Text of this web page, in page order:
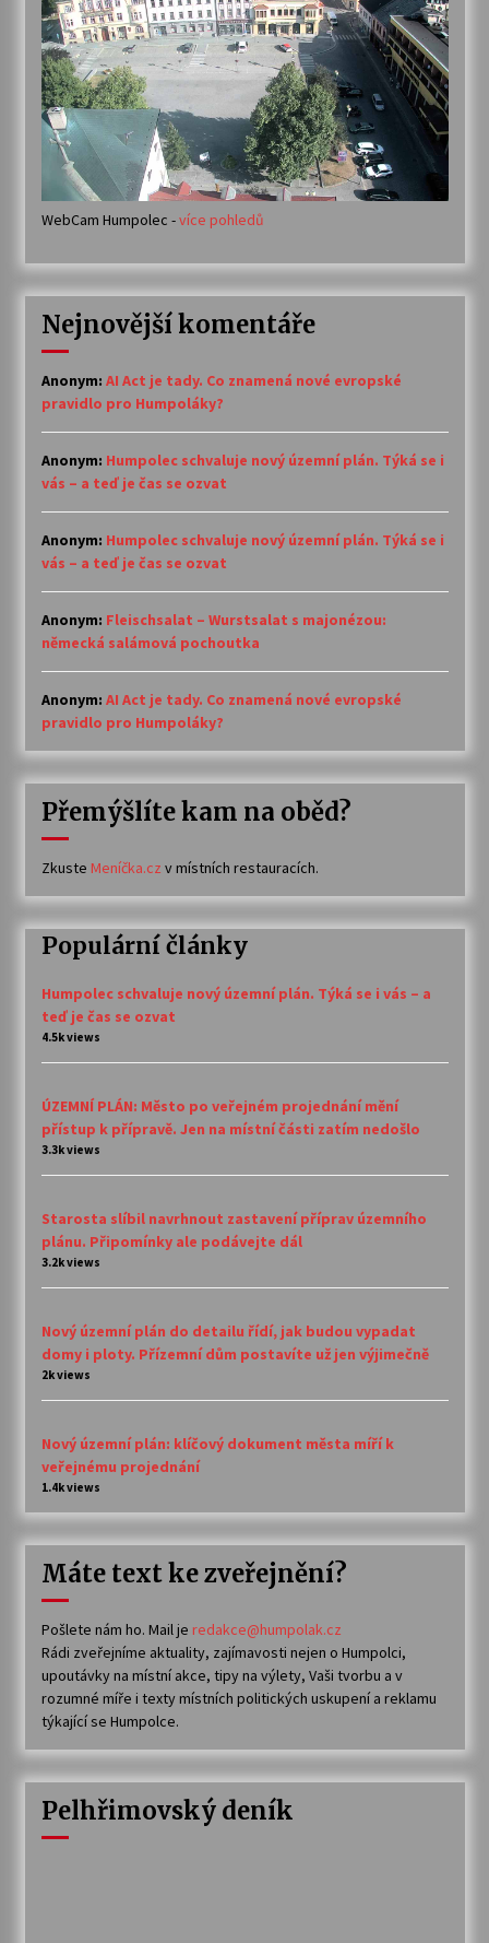
WebCam Humpolec -více pohledů
Nejnovější komentáře
Anonym: AI Act je tady. Co znamená nové evropské
pravidlo pro Humpoláky?
Anonym: Humpolec schvaluje nový územní plán. Týká se i
vás – a teď je čas se ozvat
Anonym: Humpolec schvaluje nový územní plán. Týká se i
vás – a teď je čas se ozvat
Anonym: Fleischsalat – Wurstsalat s majonézou:
německá salámová pochoutka
Anonym: AI Act je tady. Co znamená nové evropské
pravidlo pro Humpoláky?
Přemýšlíte kam na oběd?
Zkuste Meníčka.cz v místních restauracích.
Populární články
Humpolec schvaluje nový územní plán. Týká se i vás – a
teď je čas se ozvat
4.5k views
ÚZEMNÍ PLÁN: Město po veřejném projednání mění
přístup k přípravě. Jen na místní části zatím nedošlo
3.3k views
Starosta slíbil navrhnout zastavení příprav územního
plánu. Připomínky ale podávejte dál
3.2k views
Nový územní plán do detailu řídí, jak budou vypadat
domy i ploty. Přízemní dům postavíte už jen výjimečně
2k views
Nový územní plán: klíčový dokument města míří k
veřejnému projednání
1.4k views
Máte text ke zveřejnění?
Pošlete nám ho. Mail je redakce@humpolak.cz
Rádi zveřejníme aktuality, zajímavosti nejen o Humpolci,
upoutávky na místní akce, tipy na výlety, Vaši tvorbu a v
rozumné míře i texty místních politických uskupení a reklamu
týkající se Humpolce.
Pelhřimovský deník